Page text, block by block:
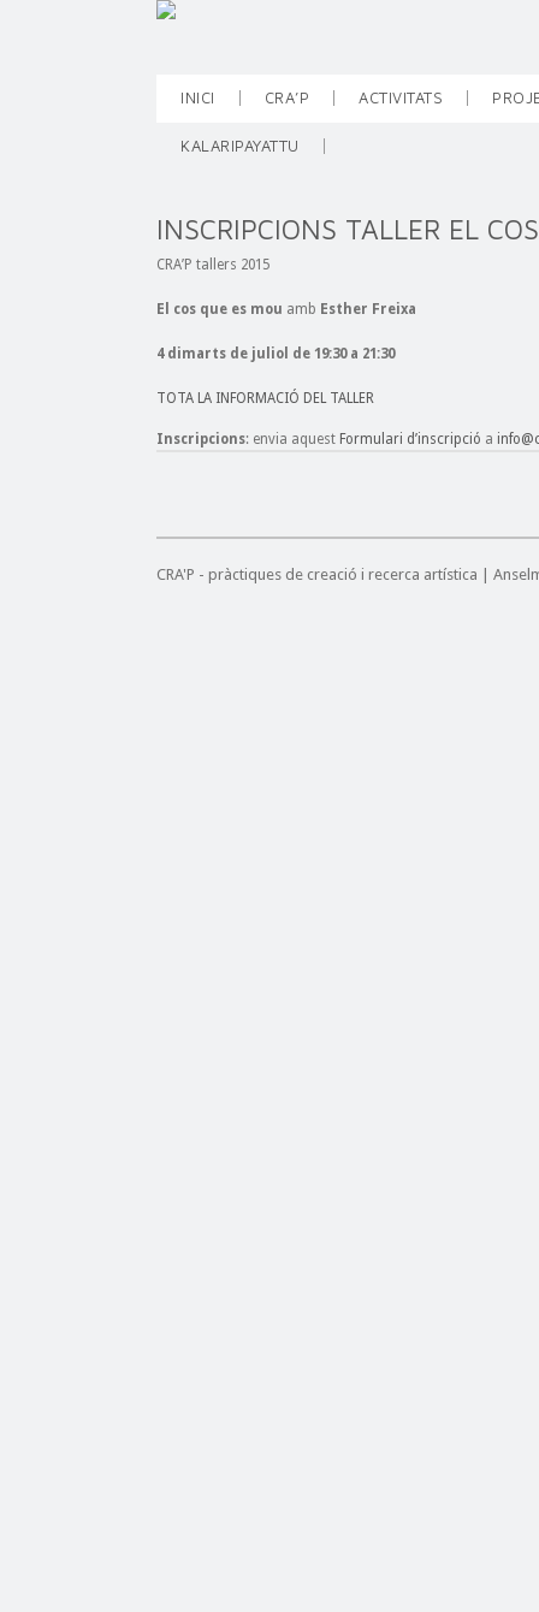
INICI CRA’P ACTIVITATS
KALARIPAYATTU
INSCRIPCIONS TALLER EL
CRA’P tallers 2015
El cos que es mou amb Esther Freixa
4 dimarts de juliol de 19:30 a 21:30
TOTA LA INFORMACIÓ DEL TALLER
Inscripcions: envia aquest Formulari d’inscripció a
CRA'P - pràctiques de creació i recerca artística |